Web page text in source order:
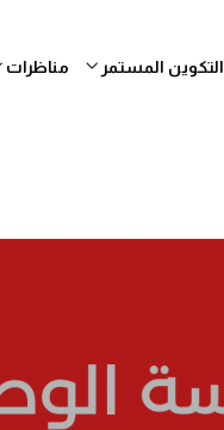
التكوين المستمر مناظرات